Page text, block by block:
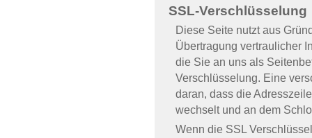
SSL-Verschlüsselung
Diese Seite nutzt aus
Übertragung vertraulicher
die Sie an uns als
Verschlüsselung. Eine
daran, dass die
wechselt und an dem
Wenn die SSL